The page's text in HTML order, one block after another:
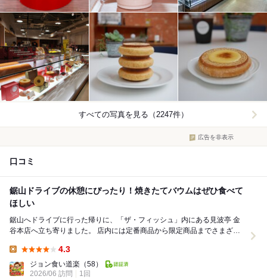
すべての写真を見る（2247件）
広告を非表示
口コミ
鋸山ドライブの休憩にぴったり！焼きたてバウムはぜひ食べて
ほしい
鋸山へドライブに行った帰りに、「ザ・フィッシュ」内にある見波亭 金
谷本店へ立ち寄りました。 店内には定番商品から限定商品までさまざま
4.3
ジョン食い道楽 （58）
2026/06 訪問
1回